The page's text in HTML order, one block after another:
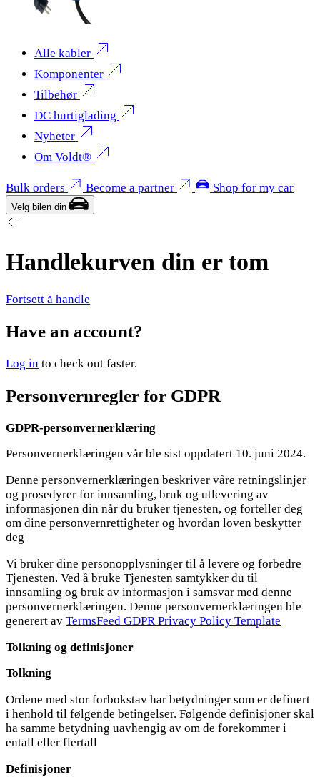
Alle kabler
Komponenter
Tilbehør
DC hurtiglading
Nyheter
Om Voldt®
Bulk orders Become a partner Shop for my car
Velg bilen din
Handlekurven din er tom
Fortsett å handle
Have an account?
Log in to check out faster.
Personvernregler for GDPR
GDPR-personvernerklæring
Personvernerklæringen vår ble sist oppdatert 10. juni 2024.
Denne personvernerklæringen beskriver våre retningslinjer
og prosedyrer for innsamling, bruk og utlevering av
informasjonen din når du bruker tjenesten, og forteller deg
om dine personvernrettigheter og hvordan loven beskytter
deg
Vi bruker dine personopplysninger til å levere og forbedre
Tjenesten. Ved å bruke Tjenesten samtykker du til
innsamling og bruk av informasjon i samsvar med denne
personvernerklæringen. Denne personvernerklæringen ble
generert av TermsFeed GDPR Privacy Policy Template
Tolkning og definisjoner
Tolkning
Ordene med stor forbokstav har betydninger som er definert
i henhold til følgende betingelser. Følgende definisjoner skal
ha samme betydning uavhengig av om de forekommer i
entall eller flertall
Definisjoner